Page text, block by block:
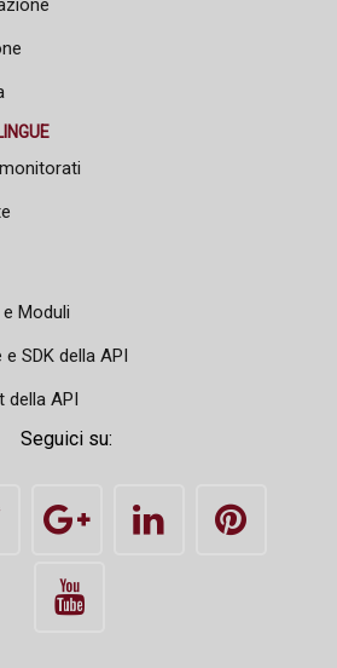
Moduli
SDK della API
della API
Seguici su: